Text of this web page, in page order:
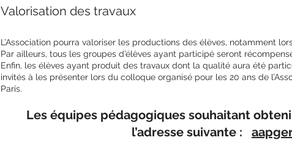
Valorisation des travaux
L’Association pourra valoriser les productions des élèves, notamment
Par ailleurs, tous les groupes d’élèves ayant participé seront
Enfin, les élèves ayant produit des travaux dont la qualité aura été
invités à les présenter lors du colloque organisé pour les 20 ans de
Paris.
Les équipes pédagogiques souhaitant
l’adresse suivante :